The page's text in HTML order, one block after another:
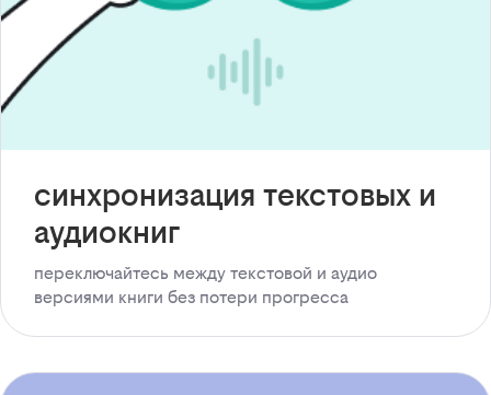
синхронизация текстовых и
аудиокниг
переключайтесь между текстовой и аудио
версиями книги без потери прогресса